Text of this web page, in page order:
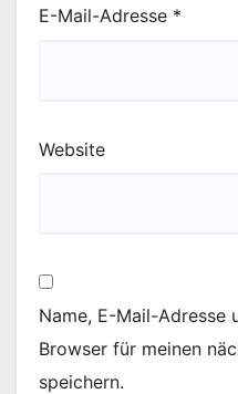
E-Mail-Adresse *
Website
Name, E-Mail-Adresse
Browser für meinen
speichern.